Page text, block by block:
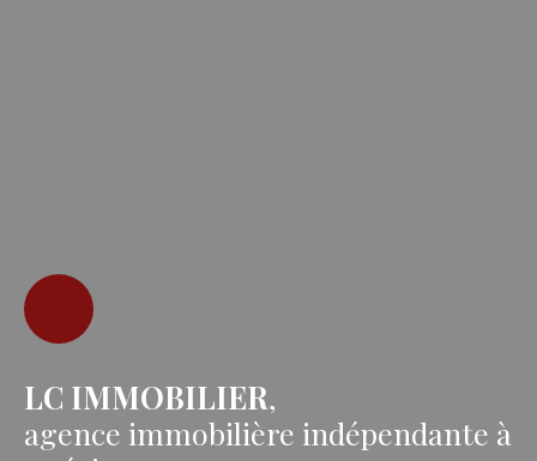
LC IMMOBILIER,
agence immobilière indépendante à